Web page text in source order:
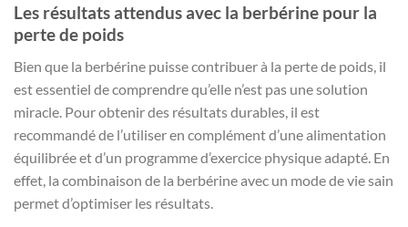
Les résultats attendus avec la berbérine pour la
perte de poids
Bien que la berbérine puisse contribuer à la perte de poids, il
est essentiel de comprendre qu’elle n’est pas une solution
miracle. Pour obtenir des résultats durables, il est
recommandé de l’utiliser en complément d’une alimentation
équilibrée et d’un programme d’exercice physique adapté. En
effet, la combinaison de la berbérine avec un mode de vie sain
permet d’optimiser les résultats.